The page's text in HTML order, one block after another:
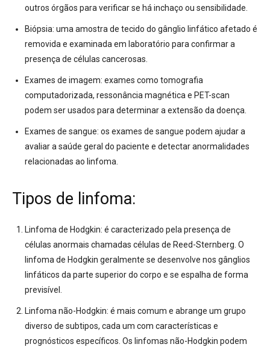
outros órgãos para verificar se há inchaço ou sensibilidade.
Biópsia: uma amostra de tecido do gânglio linfático afetado é
removida e examinada em laboratório para confirmar a
presença de células cancerosas.
Exames de imagem: exames como tomografia
computadorizada, ressonância magnética e PET-scan
podem ser usados para determinar a extensão da doença.
Exames de sangue: os exames de sangue podem ajudar a
avaliar a saúde geral do paciente e detectar anormalidades
relacionadas ao linfoma.
Tipos de linfoma:
Linfoma de Hodgkin: é caracterizado pela presença de
células anormais chamadas células de Reed-Sternberg. O
linfoma de Hodgkin geralmente se desenvolve nos gânglios
linfáticos da parte superior do corpo e se espalha de forma
previsível.
Linfoma não-Hodgkin: é mais comum e abrange um grupo
diverso de subtipos, cada um com características e
prognósticos específicos. Os linfomas não-Hodgkin podem